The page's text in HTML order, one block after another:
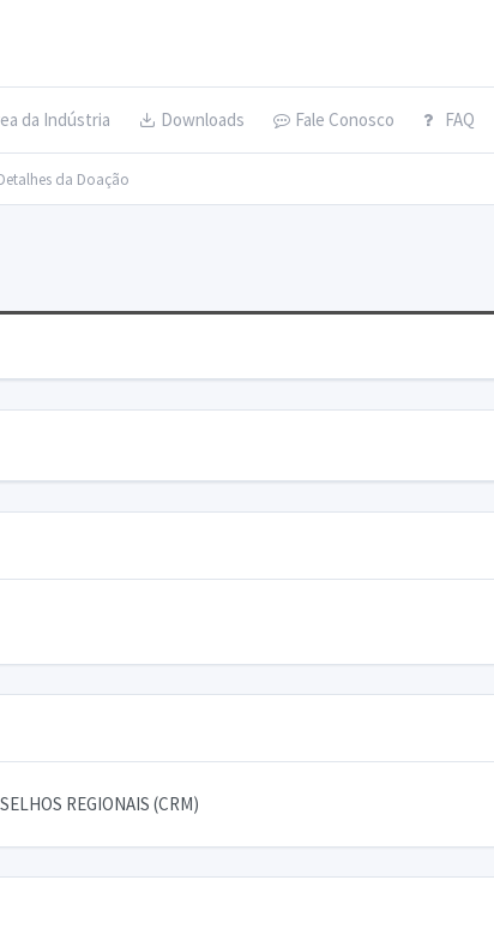
da Indústria Downloads Fale Conosco FAQ
da Doação
REGIONAIS (CRM)